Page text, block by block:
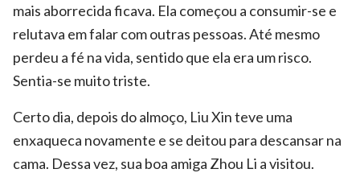
mais aborrecida ficava. Ela começou a consumir-se e
relutava em falar com outras pessoas. Até mesmo
perdeu a fé na vida, sentido que ela era um risco.
Sentia-se muito triste.
Certo dia, depois do almoço, Liu Xin teve uma
enxaqueca novamente e se deitou para descansar na
cama. Dessa vez, sua boa amiga Zhou Li a visitou.